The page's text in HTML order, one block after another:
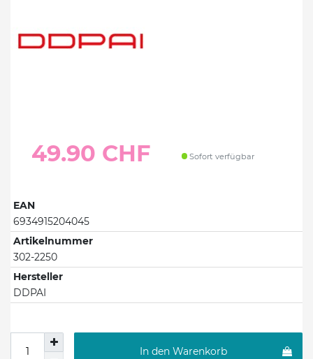
49.90 CHF Sofort verfügbar
EAN
6934915204045
Artikelnummer
302-2250
Hersteller
DDPAI
In den Warenkorb